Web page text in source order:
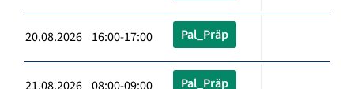
20.08.2026 16:00-17:00 Pal_Präp
Pal_Präp